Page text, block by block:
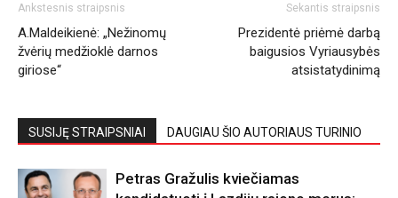
Ankstesnis straipsnis
A.Maldeikienė: „Nežinomų
žvėrių medžioklė darnos
giriose“
Sekantis straipsnis
Prezidentė priėmė darbą
baigusios Vyriausybės
atsistatydinimą
SUSIJĘ STRAIPSNIAI DAUGIAU ŠIO AUTORIAUS TURINIO
Petras Gražulis kviečiamas